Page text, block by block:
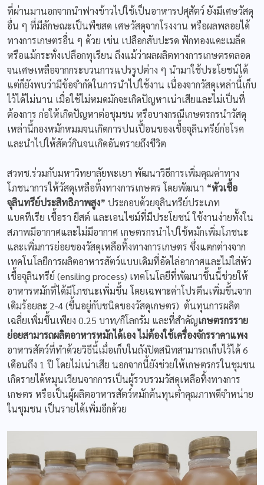
ที่ผ่านมานอกจากนำฟางข้าวไปใช้เป็นอาหารปศุสัตว์ ยังมีเศษวัสดุ
อื่น ๆ ที่มีลักษณะเป็นพืชสด เศษวัสดุจากโรงงาน หรือผลพลอยได้
ทางการเกษตรอื่น ๆ ด้วย เช่น เปลือกสับปะรด ฟักทองแคะเมล็ด
หรือแม้กระทั่งเปลือกทุเรียน ถึงแม้ว่าผลผลิตทางการเกษตรตลอด
จนเศษเหลือจากกระบวนการแปรรูปต่าง ๆ นำมาใช้ประโยชน์ได้
แต่ก็ยังพบว่ามีข้อจำกัดในการนำไปใช้งาน เนื่องจากวัสดุเหล่านี้เก็บ
ไว้ได้ไม่นาน เมื่อใช้ไม่หมดมักจะเกิดปัญหาเน่าเสียและไม่เป็นที่
ต้องการ ก่อให้เกิดปัญหาต่อชุมชน หรือบางกรณีเกษตรกรนำวัสดุ
เหล่านี้กองหมักหมมจนเกิดการปนเปื้อนของเชื้อจุลินทรีย์ก่อโรค
และนำไปให้สัตว์กินจนเกิดอันตรายถึงชีวิต
สวทช.ร่วมกับมหาวิทยาลัยพะเยา พัฒนาวิธีการเพิ่มคุณค่าทาง
โภชนาการให้วัสดุเหลือทิ้งทางการเกษตร โดยพัฒนา “หัวเชื้อ
จุลินทรีย์ประสิทธิภาพสูง” ประกอบด้วยจุลินทรีย์ประเภท
แบคทีเรีย เชื้อรา ยีสต์ และเอนไซม์ที่มีประโยชน์ ใช้งานง่ายทั้งใน
สภาพมีอากาศและไม่มีอากาศ เกษตรกรนำไปใช้หมักเพิ่มโภชนะ
และเพิ่มการย่อยของวัสดุเหลือทิ้งทางการเกษตร ซึ่งแตกต่างจาก
เทคโนโลยีการผลิตอาหารสัตว์แบบเดิมที่อัดไล่อากาศและไม่ใส่หัว
เชื้อจุลินทรีย์ (ensiling process) เทคโนโลยีที่พัฒนาขึ้นนี้ช่วยให้
อาหารหมักที่ได้มีโภชนะเพิ่มขึ้น โดยเฉพาะค่าโปรตีนเพิ่มขึ้นจาก
เดิมร้อยละ 2-4 (ขึ้นอยู่กับชนิดของวัสดุเกษตร) ต้นทุนการผลิต
เฉลี่ยเพิ่มขึ้นเพียง 0.25 บาท/กิโลกรัม และที่สำคัญเกษตรกรราย
ย่อยสามารถผลิตอาหารหมักได้เอง ไม่ต้องใช้เครื่องจักรราคาแพง
อาหารสัตว์ที่ทำด้วยวิธีนี้เมื่อเก็บในถังปิดสนิทสามารถเก็บไว้ได้ 6
เดือนถึง 1 ปี โดยไม่เน่าเสีย นอกจากนี้ยังช่วยให้เกษตรกรในชุมชน
เกิดรายได้หมุนเวียนจากการเป็นผู้รวบรวมวัสดุเหลือทิ้งทางการ
เกษตร หรือเป็นผู้ผลิตอาหารสัตว์หมักต้นทุนต่ำคุณภาพดีจำหน่าย
ในชุมชน เป็นรายได้เพิ่มอีกด้วย